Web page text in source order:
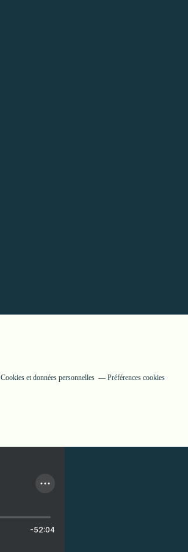
Cookies et données personnelles Préférences cookies
-52:04